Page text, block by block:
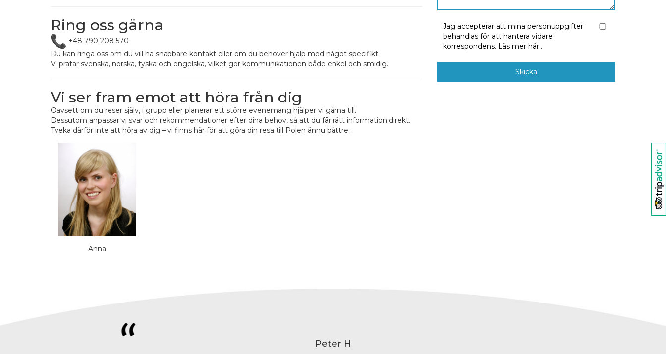
Ring oss gärna
+48 790 208 570
Du kan ringa oss om du vill ha snabbare kontakt eller om du behöver hjälp med något specifikt.
Vi pratar svenska, norska, tyska och engelska, vilket gör kommunikationen både enkel och smidig.
Vi ser fram emot att höra från dig
Oavsett om du reser själv, i grupp eller planerar ett större evenemang hjälper vi gärna till.
Dessutom anpassar vi svar och rekommendationer efter dina behov, så att du får rätt information direkt.
Tveka därför inte att höra av dig – vi finns här för att göra din resa till Polen ännu bättre.
Anna
Jag accepterar att mina personuppgifter
behandlas för att hantera vidare
korrespondens. Läs mer här...
Peter H